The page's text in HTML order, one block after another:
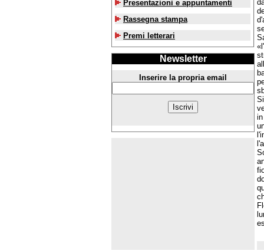
Presentazioni e appuntamenti
Rassegna stampa
Premi letterari
Newsletter
Inserire la propria email